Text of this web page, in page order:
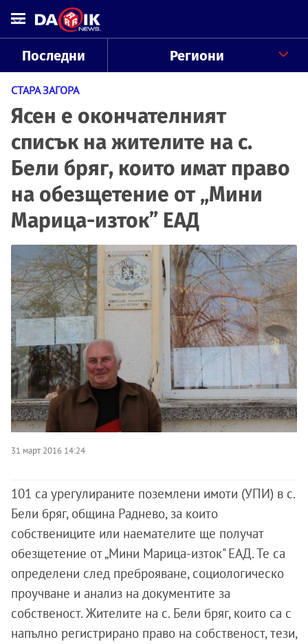
Последни Региони
СТАРА ЗАГОРА
Ясен е окончателният
списък на жителите на с.
Бели бряг, които имат право
на обезщетение от „Мини
Марица-изток” ЕАД
31 март 2016 14:24
101 са урегулираните поземлени имоти (УПИ) в с.
Бели бряг, община Раднево, за които
собствениците или наемателите ще получат
обезщетение от „Мини Марица-изток" ЕАД. Те са
определени след преброяване, социологическо
проучване и анализ на документите за
собственост. Жителите на с. Бели бряг, които са с
напълно регистрирано право на собственост, тези,